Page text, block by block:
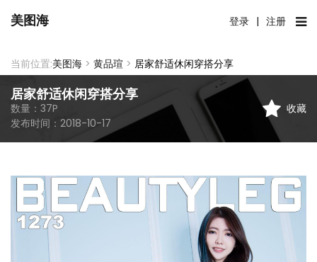
美图海 登录 | 注册
当前位置:美图海 > 黄品瑄 > 居家舒适休闲穿搭分享
居家舒适休闲穿搭分享
数量： 37P
发布时间： 2018-10-17
收藏